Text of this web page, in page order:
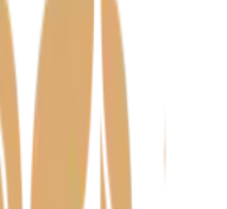
või see on